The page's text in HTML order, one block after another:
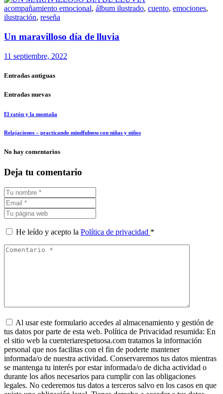
acompañamiento emocional, álbum ilustrado, cuento, emociones,
ilustración, reseña
Un maravilloso día de lluvia
11 septiembre, 2022
Entradas antiguas
Entradas nuevas
El ratón y la montaña
Relajaciones – practicando mindfulness con niñas y niños
No hay comentarios
Deja tu comentario
He leído y acepto la Política de privacidad *
Al usar este formulario accedes al almacenamiento y gestión de
tus datos por parte de esta web. Política de Privacidad resumida: En
el sitio web la cuenteriarespetuosa.com tratamos la información
personal que nos facilitas con el fin de poderte mantener
informada/o de nuestra actividad. Conservaremos tus datos mientras
se mantenga tu interés por estar informada/o de dicha actividad o
durante los años necesarios para cumplir con las obligaciones
legales. No cederemos tus datos a terceros salvo en los casos en que